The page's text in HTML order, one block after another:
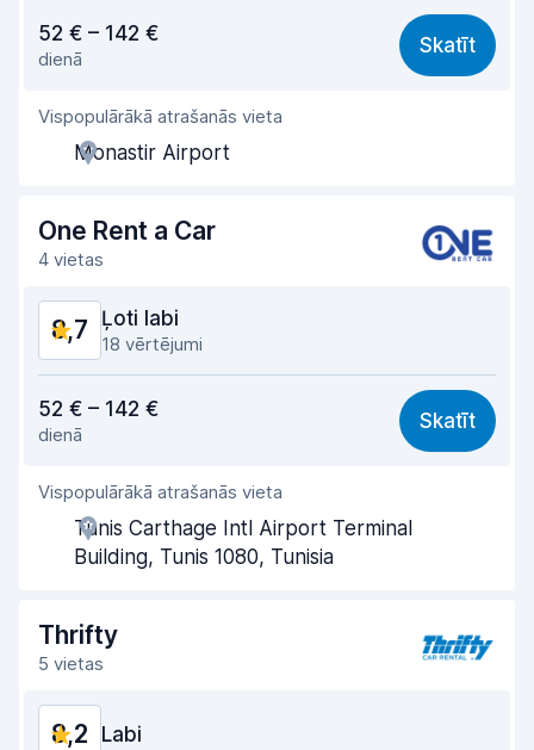
8,6
Viegli atrast 8,9
Aģentu atbalsts
Saņemšanas ātrums
Nodošanas ātrums 9,0
Automašīnas stāvoklis
52 € – 142 €
dienā
Skatīt
Vispopulārākā atrašanās vieta
Monastir Airport
One Rent a Car
4 vietas
8,7 Ļoti labi
18 vērtējumi
8,4
Viegli atrast 8,6
Aģentu atbalsts
Saņemšanas ātrums
Auto tīrība 8,7
Automašīnas stāvoklis
52 € – 142 €
dienā
Skatīt
Vispopulārākā atrašanās vieta
Tunis Carthage Intl Airport Terminal
Building, Tunis 1080, Tunisia
Thrifty
5 vietas
8,2 Labi